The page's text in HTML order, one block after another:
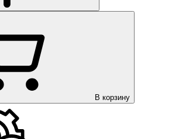
В корзину